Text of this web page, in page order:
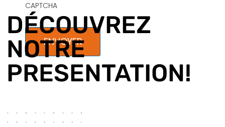
CAPTCHA
DÉCOUVREZ
NOTRE
PRESENTATION!